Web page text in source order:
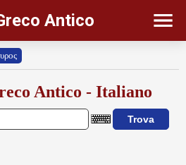
Antico
Antico - Italiano